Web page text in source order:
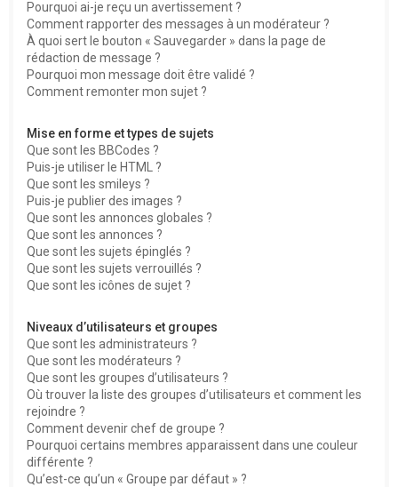
Pourquoi ai-je reçu un avertissement ?
Comment rapporter des messages à un modérateur ?
À quoi sert le bouton « Sauvegarder » dans la page de
rédaction de message ?
Pourquoi mon message doit être validé ?
Comment remonter mon sujet ?
Mise en forme et types de sujets
Que sont les BBCodes ?
Puis-je utiliser le HTML ?
Que sont les smileys ?
Puis-je publier des images ?
Que sont les annonces globales ?
Que sont les annonces ?
Que sont les sujets épinglés ?
Que sont les sujets verrouillés ?
Que sont les icônes de sujet ?
Niveaux d’utilisateurs et groupes
Que sont les administrateurs ?
Que sont les modérateurs ?
Que sont les groupes d’utilisateurs ?
Où trouver la liste des groupes d’utilisateurs et comment les
rejoindre ?
Comment devenir chef de groupe ?
Pourquoi certains membres apparaissent dans une couleur
différente ?
Qu’est-ce qu’un « Groupe par défaut » ?